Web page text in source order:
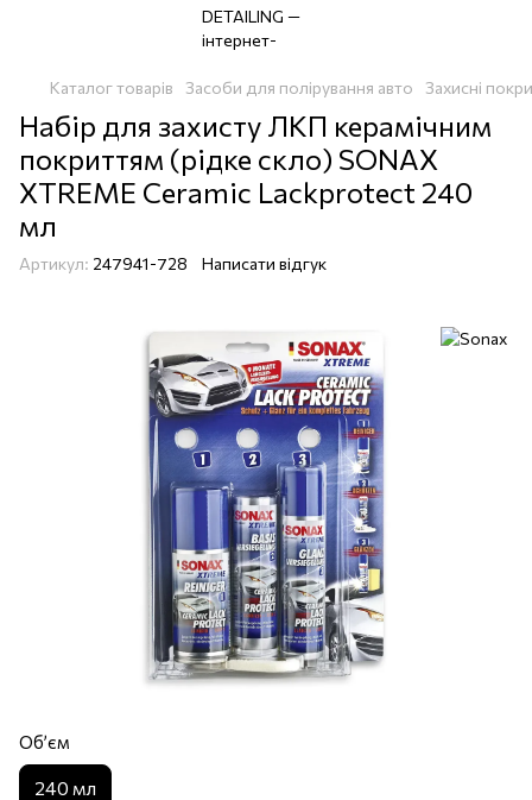
Каталог товарів Засоби для полірування авто Захисні
Набір для захисту ЛКП керамічним
покриттям (рідке скло) SONAX
XTREME Ceramic Lackprotect 240
мл
Артикул: 247941-728 Написати відгук
Обʼєм
240 мл